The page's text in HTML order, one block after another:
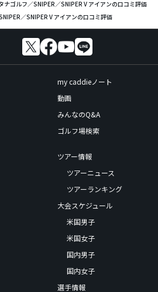
ナゴルフ／SNIPER／SNIPER V アイアンの口コミ評価
／SNIPER V アイアンの口コミ評価
my caddieノート
動画
みんなのQ&A
ゴルフ場検索
ツアー情報
ツアーニュース
ツアーランキング
大会スケジュール
米国男子
米国女子
国内男子
国内女子
選手情報